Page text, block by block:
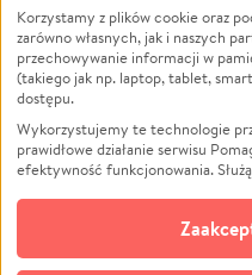
Zwierzęta
Pożar
Ukraina
Pomoc Finansowa
Projekty
Pogrzeb
Społeczność lokalna
Kultura
Korzystamy z plików cookie oraz
zarówno własnych, jak i naszych
przechowywanie informacji w
(takiego jak np. laptop, tablet,
dostępu.
Wykorzystujemy te technologie
prawidłowe działanie serwisu
efektywność funkcjonowania.
technologii do celów
zgodę na ich stosowanie lub jej